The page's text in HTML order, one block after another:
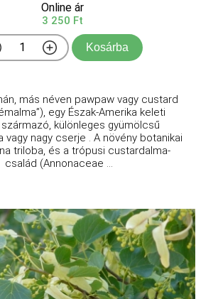
Online ár
3 250 Ft
Kosárba
más néven pawpaw vagy custard
egy Észak-Amerika keleti
különleges gyümölcsű
vagy nagy cserje . A növény botanikai
triloba, és a trópusi custardalma-
család (Annonaceae ...